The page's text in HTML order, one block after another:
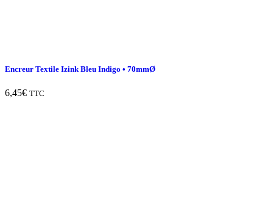
Encreur Textile Izink Bleu Indigo • 70mmØ
6,45€ TTC